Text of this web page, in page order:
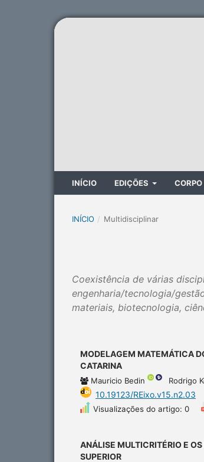
INÍCIO EDIÇÕES
INÍCIO / Multidisciplinar
Coexistência de várias
engenharia/tecnologia/
materiais, biotecnologia,
MODELAGEM MATEMÁTICA
CATARINA
Mauricio Bedin Rodrigo
10.19123/REixo.v15.n2.03
Visualizações do artigo: 0
ANÁLISE MULTICRITÉRIO E
SUPERIOR